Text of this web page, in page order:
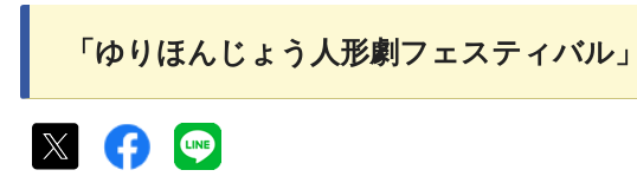
「ゆりほんじょう人形劇フェスティバル